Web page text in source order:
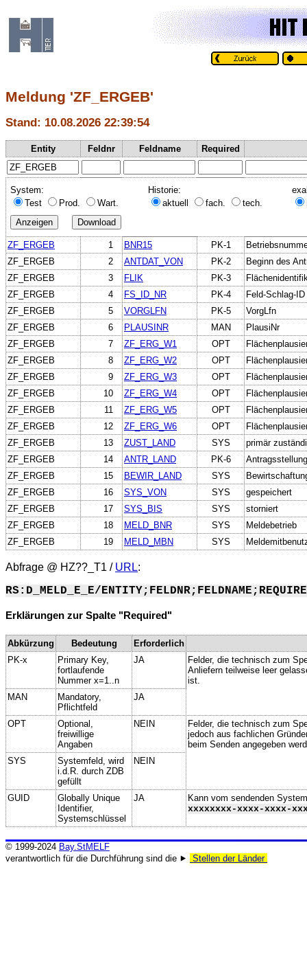
Meldung 'ZF_ERGEB'
Stand: 10.08.2026 22:39:54
Entity Feldnr Feldname Required
System:
Test
Prod. Wart.
Historie:
aktuell
fach. tech.
ZF_ERGEB 1 BNR15 PK-1
ZF_ERGEB
2 ANTDAT_VON PK-2
Beginn des
ZF_ERGEB
3 FLIK PK-3
ZF_ERGEB
4 FS_ID_NR PK-4
Feld-Schlag-
ZF_ERGEB
5 VORGLFN PK-5
VorgLfn
ZF_ERGEB
6 PLAUSINR MAN
PlausiNr
ZF_ERGEB
7 ZF_ERG_W1 OPT
ZF_ERGEB
8 ZF_ERG_W2 OPT
ZF_ERGEB
9 ZF_ERG_W3 OPT
ZF_ERGEB
10 ZF_ERG_W4 OPT
ZF_ERGEB
11 ZF_ERG_W5 OPT
ZF_ERGEB
12 ZF_ERG_W6 OPT
ZF_ERGEB
13 ZUST_LAND SYS
primär
ZF_ERGEB
14 ANTR_LAND PK-6
ZF_ERGEB
15 BEWIR_LAND SYS
ZF_ERGEB
16 SYS_VON SYS
gespeichert
ZF_ERGEB
17 SYS_BIS SYS
storniert
ZF_ERGEB
18 MELD_BNR SYS
Meldebetrieb
ZF_ERGEB
19 MELD_MBN SYS
Abfrage @ HZ??_T1 / URL:
RS:D_MELD_E_E/
Erklärungen zur Spalte "Required"
Abkürzung Bedeutung
Erforderlich
PK-x
Primary Key,
fortlaufende
Nummer x=1..n
JA
Felder, die technisch zum
Anliefern teilweise leer
ist.
MAN
Mandatory,
Pflichtfeld
JA
OPT
Optional,
freiwillige
Angaben
NEIN
Felder, die technisch zum
jedoch aus fachlichen
beim Senden angegeben
SYS
Systemfeld, wird
i.d.R. durch ZDB
gefüllt
NEIN
GUID
Globally Unique
Identifier,
Systemschlüssel
JA
Kann vom sendenden
xxxxxxxx-xxxx-xxxx-
© 1999-2024 Bay.StMELF
verantwortlich für die Durchführung sind die ⯈
Stellen der Länder